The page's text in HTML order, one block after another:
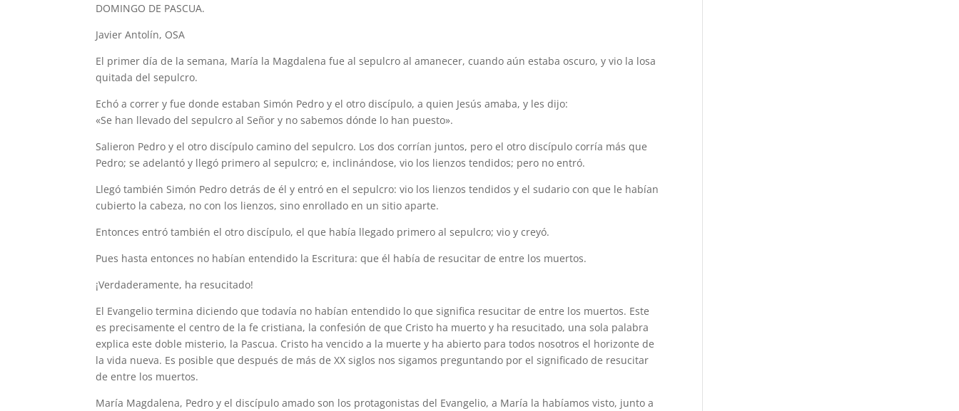
DOMINGO DE PASCUA.
Javier Antolín, OSA
El primer día de la semana, María la Magdalena fue al sepulcro al amanecer, cuando aún estaba oscuro, y vio la losa
quitada del sepulcro.
Echó a correr y fue donde estaban Simón Pedro y el otro discípulo, a quien Jesús amaba, y les dijo:
«Se han llevado del sepulcro al Señor y no sabemos dónde lo han puesto».
Salieron Pedro y el otro discípulo camino del sepulcro. Los dos corrían juntos, pero el otro discípulo corría más que
Pedro; se adelantó y llegó primero al sepulcro; e, inclinándose, vio los lienzos tendidos; pero no entró.
Llegó también Simón Pedro detrás de él y entró en el sepulcro: vio los lienzos tendidos y el sudario con que le habían
cubierto la cabeza, no con los lienzos, sino enrollado en un sitio aparte.
Entonces entró también el otro discípulo, el que había llegado primero al sepulcro; vio y creyó.
Pues hasta entonces no habían entendido la Escritura: que él había de resucitar de entre los muertos.
¡Verdaderamente, ha resucitado!
El Evangelio termina diciendo que todavía no habían entendido lo que significa resucitar de entre los muertos. Este
es precisamente el centro de la fe cristiana, la confesión de que Cristo ha muerto y ha resucitado, una sola palabra
explica este doble misterio, la Pascua. Cristo ha vencido a la muerte y ha abierto para todos nosotros el horizonte de
la vida nueva. Es posible que después de más de XX siglos nos sigamos preguntando por el significado de resucitar
de entre los muertos.
María Magdalena, Pedro y el discípulo amado son los protagonistas del Evangelio, a María la habíamos visto, junto a